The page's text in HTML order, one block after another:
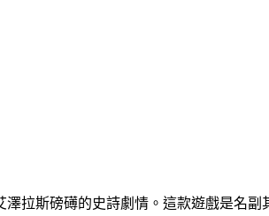
拉斯磅礡的史詩劇情。這款遊戲是名副